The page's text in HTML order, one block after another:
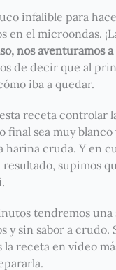
infalible para
en el microondas.
nos aventuramos
de decir que al
iba a quedar.
receta controlar
final sea muy
harina cruda. Y en
resultado, supimos
tendremos una
y sin sabor a crudo.
receta en vídeo